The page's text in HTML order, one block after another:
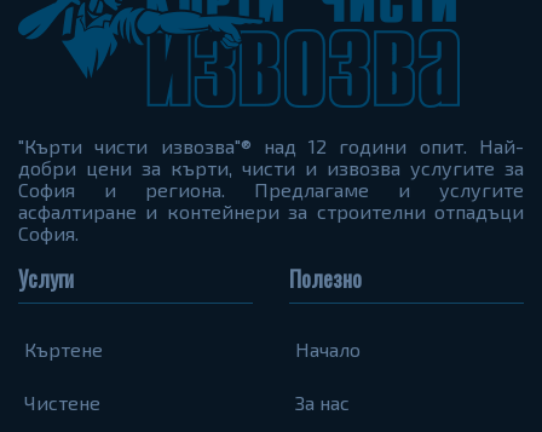
"Кърти чисти извозва"® над 12 години опит. Най-
добри цени за кърти, чисти и извозва услугите за
София и региона. Предлагаме и услугите
асфалтиране и контейнери за строителни отпадъци
София.
Услуги
Къртене
Чистене
Полезно
Начало
За нас